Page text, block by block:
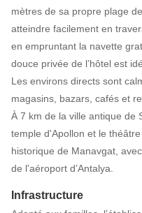
mètres de sa propre plage
atteindre facilement en
en empruntant la navette
douce privée de l’hôtel est
Les environs directs sont
magasins, bazars, cafés et
À 7 km de la ville antique de
temple d'Apollon et le
historique de Manavgat,
de l'aéroport d’Antalya.
Infrastructure